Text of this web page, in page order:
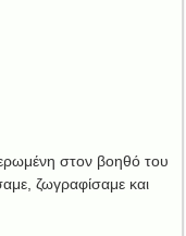
στον βοηθό του
ζωγραφίσαμε και